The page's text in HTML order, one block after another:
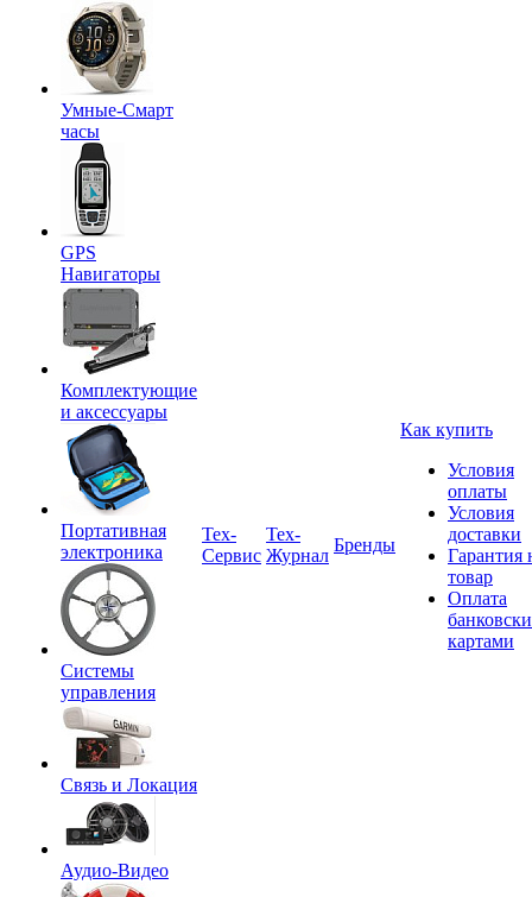
Умные-Смарт
часы
GPS
Навигаторы
Комплектующие
и аксессуары
Портативная
электроника
Системы
управления
Связь и Локация
Аудио-Видео
Tex-
Сервис
Тех-
Журнал
Бренды
Как купить
Условия
оплаты
Условия
доставки
Гарантия
товар
Оплата
картами